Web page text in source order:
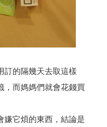
訂的隔幾天去取這樣
，而媽媽們就會花錢買
嫌它煩的東西，結論是